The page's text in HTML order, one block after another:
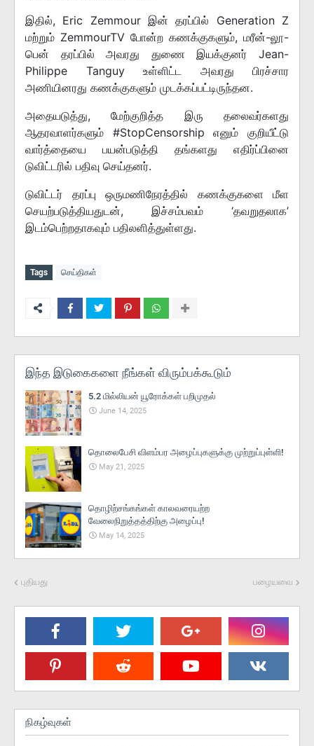
இதில், Eric Zemmour இன் தரப்பில் Generation Z
மற்றும் ZemmourTV போன்ற கணக்குகளும், மரீன்-லூ-
பென் தரப்பில் அவரது துணை இயக்குனர் Jean-
Philippe Tanguy உள்ளிட்ட அவரது பிரச்சார
அணியினரது கணக்குகளும் முடக்கப்பட்டிருந்தன.
அதையடுத்து, மேற்குறித்த இரு தலைவர்களது
ஆதரவாளர்களும் #StopCensorship எனும் குறியீட்டு
வார்த்தையை பயன்படுத்தி தங்களது எதிர்ப்பினை
டுவிட்டரில் பதிவு செய்தனர்.
டுவிட்டர் தரப்பு ஒருமணிநேரத்தில் கணக்குகளை மீள
செயற்படுத்தியதுடன், இச்சம்பவம் ‘தவறுதலாக’
இடம்பெற்றதாகவும் பதிலளித்துள்ளது.
Tags செய்திகள்
இந்த இடுகைகளை நீங்கள் விரும்பக்கூடும்
5.2 மில்லியன் யூரோக்கள் பறிமுதல்
June 14, 2025
தொலைபேசி விளம்பர அழைப்புகளுக்கு முற்றுப்புள்ளி!
May 21, 2025
தொழிற்சங்கங்கள் காலவரையற்ற
வேலைநிறுத்தத்திற்கு அழைப்பு!
May 14, 2025
புதியது பழையவை
நிகழ்வுகள்